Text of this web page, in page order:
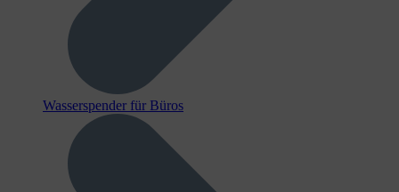
Wasserspender für Büros